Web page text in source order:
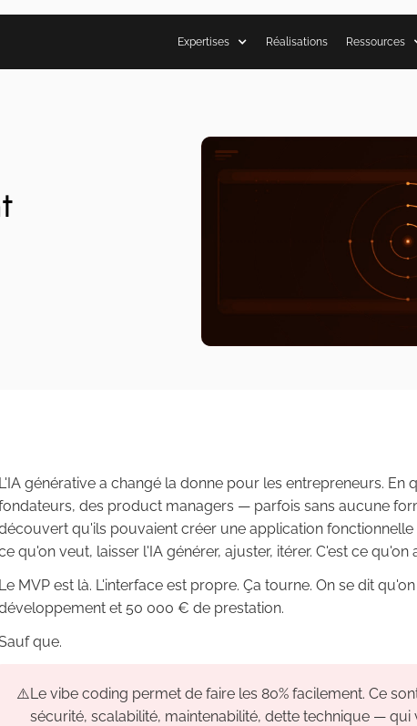
Expertises Réalisations Ressources
L'IA générative a changé la donne pour les entrepreneurs. En
des product managers — parfois sans aucune
qu'ils pouvaient créer une application fonctionnelle
qu'on veut, laisser l'IA générer, ajuster, itérer. C'est ce qu'on
Le MVP est là. L'interface est propre. Ça tourne. On se dit
et 50 000 € de prestation.
que.
⚠️Le vibe coding permet de faire les 80% facilement. Ce
sécurité, scalabilité, maintenabilité, dette technique —